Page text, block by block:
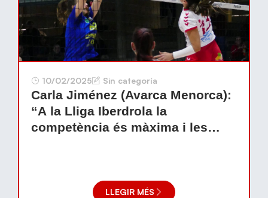
10/02/2025 Sin categoría
Carla Jiménez (Avarca Menorca):
“A la Lliga Iberdrola la
competència és màxima i les
LLEGIR MÉS